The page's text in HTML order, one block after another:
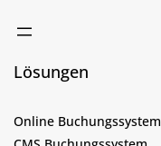
Lösungen
Online Buchungssystem